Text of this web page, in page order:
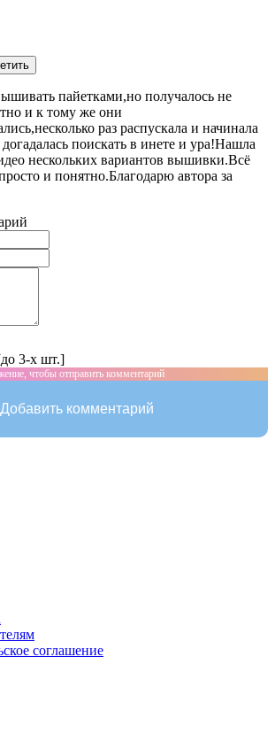
пайетками,но получалось не
и к тому же они
раз распускала и начинала
поискать в инете и ура!Нашла
нескольких вариантов вышивки.Всё
и понятно.Благодарю автора за
3-х шт.]
чтобы отправить комментарий
Добавить комментарий
соглашение